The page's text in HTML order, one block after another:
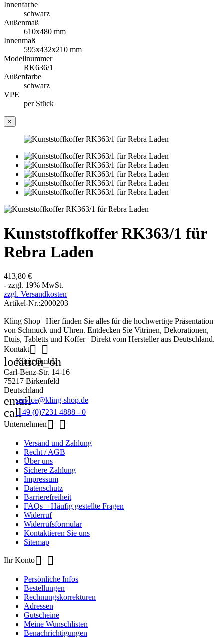
Innenfarbe
schwarz
Außenmaß
610x480 mm
Innenmaß
595x432x210 mm
Modellnummer
RK636/1
Außenfarbe
schwarz
VPE
per Stück
×
Kunststoffkoffer RK363/1 für
Rebra Laden
413,80 €
- zzgl. 19% MwSt.
zzgl. Versandkosten
Artikel-Nr.:2000203
Kling Shop | Hier finden Sie alles für die hochwertige Präsentation
von Schmuck und Uhren. Entdecken Sie Vitrinen, Dekorationen,
Etuis, Tabletts und Koffer | Direkt vom Hersteller aus Deutschland.
Kontakt

location_on
Kling GmbH
Carl-Benz-Str. 14-16
75217 Birkenfeld
Deutschland
email
service@kling-shop.de
call+49 (0)7231 4888 - 0
Unternehmen  
Versand und Zahlung
Recht / AGB
Über uns
Sichere Zahlung
Impressum
Datenschutz
Barrierefreiheit
FAQs – Häufig gestellte Fragen
Widerruf
Widerrufsformular
Kontaktieren Sie uns
Sitemap
Ihr Konto 
Persönliche Infos
Bestellungen
Rechnungskorrekturen
Adressen
Gutscheine
Meine Wunschlisten
Benachrichtigungen